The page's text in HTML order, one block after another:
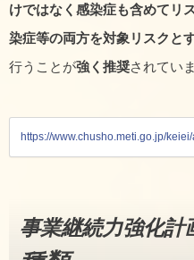
けではなく感染症も含めてリ
染症等の両方を対象リスクと
行うことが強く推奨されてい
https://www.chusho.meti.go.jp/
事業継続力強化計